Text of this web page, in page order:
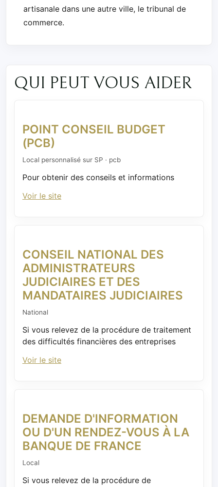
artisanale dans une autre ville, le tribunal de
commerce.
QUI PEUT VOUS AIDER
POINT CONSEIL BUDGET
(PCB)
Local personnalisé sur SP · pcb
Pour obtenir des conseils et informations
Voir le site
CONSEIL NATIONAL DES
ADMINISTRATEURS
JUDICIAIRES ET DES
MANDATAIRES JUDICIAIRES
National
Si vous relevez de la procédure de traitement
des difficultés financières des entreprises
Voir le site
DEMANDE D'INFORMATION
OU D'UN RENDEZ-VOUS À LA
BANQUE DE FRANCE
Local
Si vous relevez de la procédure de